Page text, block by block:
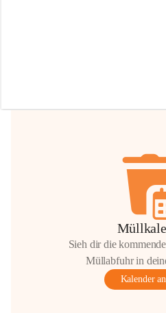
Hilfsbereitschaft!
Sieh dir die
Müllabfuhr in
Kalender